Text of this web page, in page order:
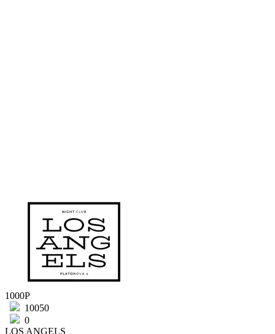
1000Р
10050
0
LOS ANGELS